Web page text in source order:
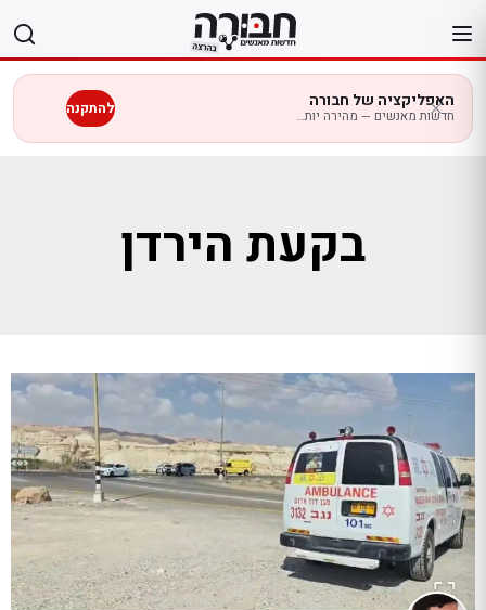
לתוכן
האפליקציה של חבורה
חדשות מאנשים — מהירה יותר בנייד להתקנה
בקעת הירדן